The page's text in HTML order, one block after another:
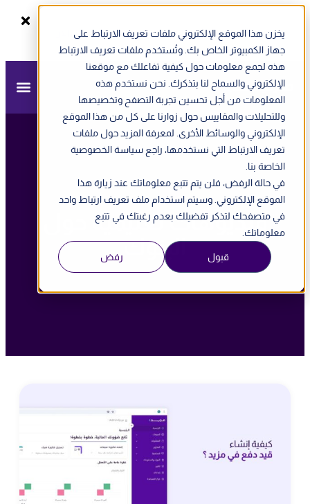
يخزن هذا الموقع الإلكتروني ملفات تعريف الارتباط على
جهاز الكمبيوتر الخاص بك. وتُستخدم ملفات تعريف الارتباط
هذه لجمع معلومات حول كيفية تفاعلك مع موقعنا
الإلكتروني والسماح لنا بتذكرك. نحن نستخدم هذه
المعلومات من أجل تحسين تجربة التصفح وتخصيصها
وللتحليلات والمقاييس حول زوارنا على كل من هذا الموقع
الإلكتروني والوسائط الأخرى. لمعرفة المزيد حول ملفات
تعريف الارتباط التي نستخدمها، راجع سياسة الخصوصية
الخاصة بنا.
في حالة الرفض، فلن يتم تتبع معلوماتك عند زيارة هذا
الموقع الإلكتروني. وسيتم استخدام ملف تعريف ارتباط واحد
في متصفحك لتذكر تفضيلك بعدم رغبتك في تتبع
معلوماتك.
قبول رفض
ندوة أونلاين - الفاتورة الإلكترونية في الإمارات سجل الآن
فيديوهات تعليمية حول
البنوك